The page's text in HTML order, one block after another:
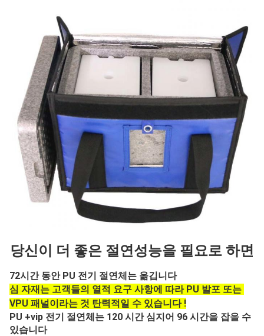
당신이 더 좋은 절연성능을 필요로 하면
72시간 동안 PU 전기 절연체는 옮깁니다
심 자재는 고객들의 열적 요구 사항에 따라 PU 발포 또는
VPU 패널이라는 것 탄력적일 수 있습니다 !
PU +vip 전기 절연체는 120 시간 심지어 96 시간을 잡을 수
있습니다